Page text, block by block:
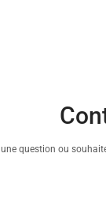
question ou